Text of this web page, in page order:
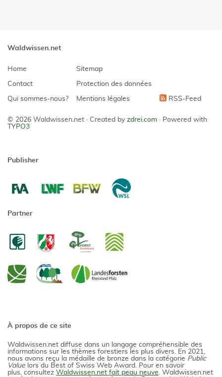
Waldwissen.net
Home
Contact
Qui sommes-nous?
Sitemap
Protection des données
Mentions légales RSS-Feed
© 2026 Waldwissen.net · Created by zdrei.com · Powered with
TYPO3
Publisher
Partner
À propos de ce site
Waldwissen.net diffuse dans un langage compréhensible des
informations sur les thèmes forestiers les plus divers. En 2021,
nous avons reçu la médaille de bronze dans la catégorie Public
Value lors du Best of Swiss Web Award. Pour en savoir
plus, consultez Waldwissen.net fait peau neuve. Waldwissen.net